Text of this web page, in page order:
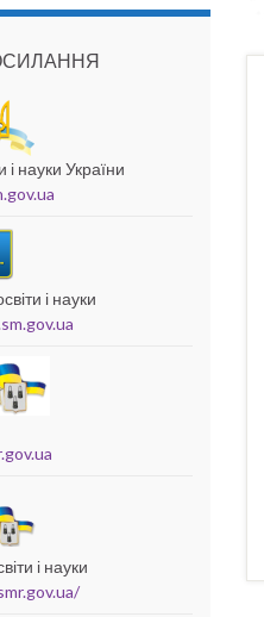
і науки України
і науки
і науки